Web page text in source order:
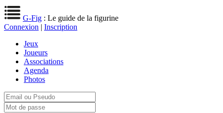
G-Fig : Le guide de la figurine
Connexion | Inscription
Jeux
Joueurs
Associations
Agenda
Photos